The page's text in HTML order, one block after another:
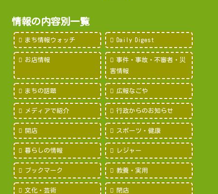
情報の内容別一覧
まち情報ウォッチ Daily Digest
お店情報
事件・事故・不審者・災
害情報
まちの話題 広報なごや
メディアで紹介 行政からのお知らせ
開店 スポーツ・健康
暮らしの情報 レジャー
ブックマーク 教養・実用
文化・芸術 閉店